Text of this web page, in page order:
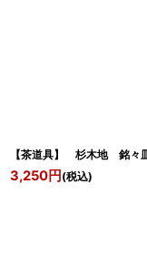
【茶道具】 杉木地 銘
3,250円 (税込)